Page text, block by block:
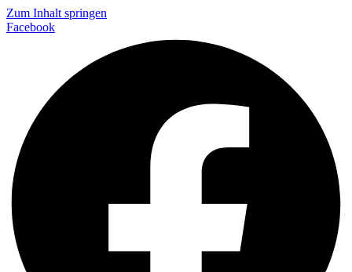
Zum Inhalt springen
Facebook